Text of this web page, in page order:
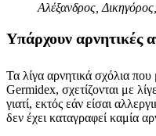
Αλέξανδρος,
Υπάρχουν αρνητικές
Τα λίγα αρνητικά σχόλια
Germidex, σχετίζονται με
γιατί, εκτός εάν είσαι
δεν έχει καταγραφεί καμία